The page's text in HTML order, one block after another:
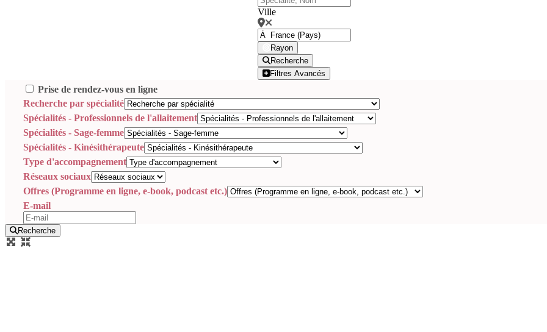
Ville
Rayon
Recherche
Filtres Avancés
Prise de rendez-vous en ligne
Recherche par spécialité
Spécialités - Professionnels de l'allaitement
Spécialités - Sage-femme
Spécialités - Kinésithérapeute
Type d'accompagnement
Réseaux sociaux
Offres (Programme en ligne, e-book, podcast etc.)
E-mail
Recherche